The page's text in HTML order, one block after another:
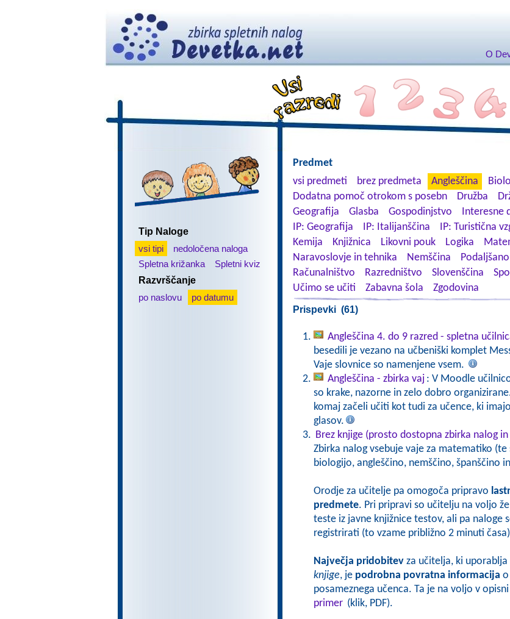
O
Tip Naloge
vsi tipi
nedoločena naloga
Spletna križanka
Spletni kviz
Razvrščanje
po naslovu
po datumu
Predmet
vsi predmeti
brez predmeta Angleščina
Dodatna pomoč otrokom s posebn
Družba
Geografija
Glasba Gospodinjstvo Interesne
IP: Geografija
IP: Italijanščina IP: Turistična
Kemija
Knjižnica Likovni pouk Logika
Naravoslovje in tehnika
Nemščina
Računalništvo
Razredništvo Slovenščina
Učimo se učiti
Zabavna šola Zgodovina
Prispevki (61)
Angleščina 4. do 9 razred - spletna
besedili je vezano na učbeniški komplet
Vaje slovnice so namenjene vsem.
Angleščina - zbirka vaj : V Moodle
so krake, nazorne in zelo dobro
komaj začeli učiti kot tudi za učence, ki
glasov.
Brez knjige (prosto dostopna zbirka nalog
Zbirka nalog vsebuje vaje za matematiko
biologijo, angleščino, nemščino, španščino
Orodje za učitelje pa omogoča pripravo
predmete. Pri pripravi so učitelju na voljo
teste iz javne knjižnice testov, ali pa naloge
registrirati (to vzame približno 2 minuti
Največja pridobitevza učitelja, ki
knjige, je podrobna povratna informacija o
posameznega učenca. Ta je na voljo v
primer (klik, PDF).